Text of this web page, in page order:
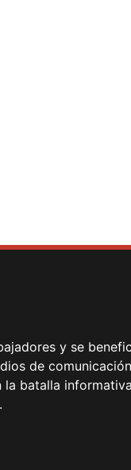
y se
de
la batalla